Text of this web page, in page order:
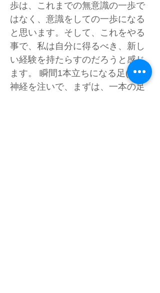
歩は、これまでの無意識の一歩で
はなく、意識をしての一歩になる
と思います。そして、これをやる
事で、私は自分に得るべき、新し
い経験を持たらすのだろうと感じ
ます。 瞬間1本立ちになる足(今)に
神経を注いで、まずは、一本の足